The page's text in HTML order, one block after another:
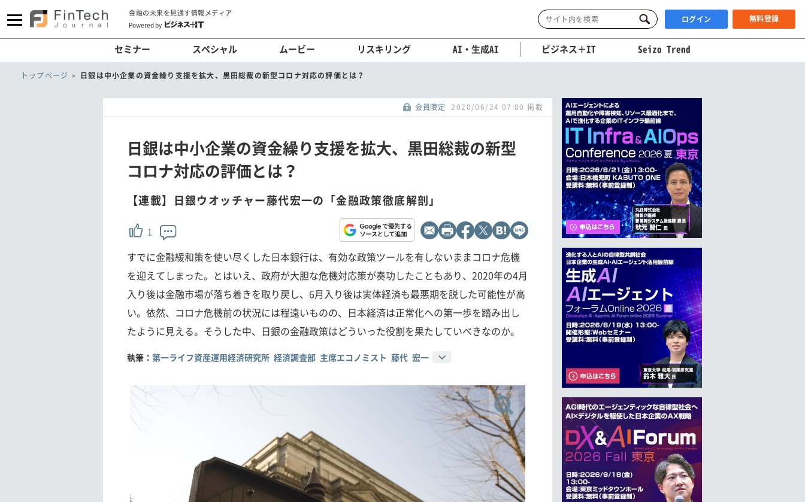
金融の未来を見通す情報メディア
Powered by ログイン 無料登録
セミナー スペシャル ムービー リスキリング AI・生成AI ビジネス＋IT Seizo Trend
トップページ 日銀は中小企業の資金繰り支援を拡大、黒田総裁の新型コロナ対応の評価とは？
会員限定 2020/06/24 07:00 掲載
日銀は中小企業の資金繰り支援を拡大、黒田総裁の新型
コロナ対応の評価とは？
【連載】日銀ウオッチャー藤代宏一の「金融政策徹底解剖」
1
すでに金融緩和策を使い尽くした日本銀行は、有効な政策ツールを有しないままコロナ危機
を迎えてしまった。とはいえ、政府が大胆な危機対応策が奏功したこともあり、2020年の4月
入り後は金融市場が落ち着きを取り戻し、6月入り後は実体経済も最悪期を脱した可能性が高
い。依然、コロナ危機前の状況には程遠いものの、日本経済は正常化への第一歩を踏み出し
たように見える。そうした中、日銀の金融政策はどういった役割を果たしていべきなのか。
執筆： 第一ライフ資産運用経済研究所 経済調査部 主席エコノミスト 藤代 宏一